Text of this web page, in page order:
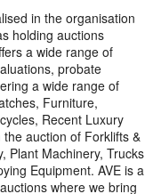
in the organisation
holding auctions
a wide range of
probate
a wide range of
Furniture,
Recent Luxury
auction of Forklifts &
Plant Machinery, Trucks
Equipment. AVE is a
where we bring